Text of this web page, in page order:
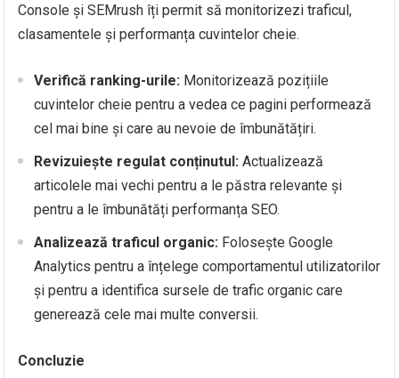
Console și SEMrush îți permit să monitorizezi traficul,
clasamentele și performanța cuvintelor cheie.
Verifică ranking-urile: Monitorizează pozițiile
cuvintelor cheie pentru a vedea ce pagini performează
cel mai bine și care au nevoie de îmbunătățiri.
Revizuiește regulat conținutul: Actualizează
articolele mai vechi pentru a le păstra relevante și
pentru a le îmbunătăți performanța SEO.
Analizează traficul organic: Folosește Google
Analytics pentru a înțelege comportamentul utilizatorilor
și pentru a identifica sursele de trafic organic care
generează cele mai multe conversii.
Concluzie